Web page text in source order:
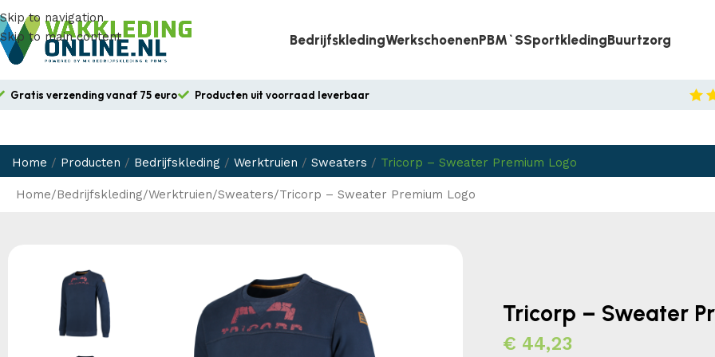
Skip to navigation
Skip to main content
BedrijfskledingWerkschoenenPBM`sSportkledingBuurtzorg
Gratis verzending vanaf 75 euro Producten uit voorraad leverbaar
Home / Producten / Bedrijfskleding / Werktruien / Sweaters / Tricorp – Sweater Premium Logo
Home Bedrijfskleding Werktruien Sweaters Tricorp – Sweater Premium Logo
Tricorp – Sweater
€ 44,23